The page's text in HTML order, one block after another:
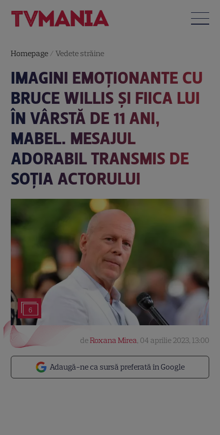
Homepage /Vedete străine
IMAGINI EMOȚIONANTE CU
BRUCE WILLIS ȘI FIICA LUI
ÎN VÂRSTĂ DE 11 ANI,
MABEL. MESAJUL
ADORABIL TRANSMIS DE
SOȚIA ACTORULUI
6
Adaugă-ne ca sursă preferată în Google
deRoxana Mirea, 04 aprilie 2023, 13:00